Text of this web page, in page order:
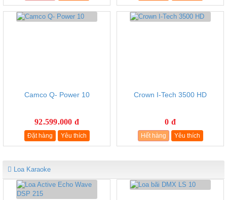
Camco Q- Power 10
92.599.000 đ
Đặt hàng Yêu thích
Crown I-Tech 3500 HD
0 đ
Hết hàng Yêu thích
Loa Karaoke